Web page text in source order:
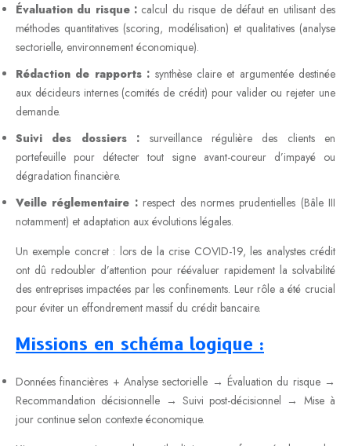
Évaluation du risque : calcul du risque de défaut en utilisant des
méthodes quantitatives (scoring, modélisation) et qualitatives (analyse
sectorielle, environnement économique).
Rédaction de rapports : synthèse claire et argumentée destinée
aux décideurs internes (comités de crédit) pour valider ou rejeter une
demande.
Suivi des dossiers : surveillance régulière des clients en
portefeuille pour détecter tout signe avant-coureur d’impayé ou
dégradation financière.
Veille réglementaire :respect des normes prudentielles (Bâle III
notamment) et adaptation aux évolutions légales.
Un exemple concret : lors de la crise COVID-19, les analystes crédit
ont dû redoubler d’attention pour réévaluer rapidement la solvabilité
des entreprises impactées par les confinements. Leur rôle a été crucial
pour éviter un effondrement massif du crédit bancaire.
Missions en schéma logique :
Données financières + Analyse sectorielle → Évaluation du risque →
Recommandation décisionnelle → Suivi post-décisionnel → Mise à
jour continue selon contexte économique.